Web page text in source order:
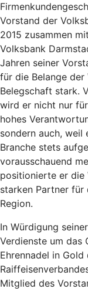
Vorstand der
2015 zusammen
Volksbank
Jahren seiner
für die Belange
Belegschaft stark.
wird er nicht nur
hohes
sondern auch, weil
Branche stets
vorausschauend
positionierte er die
starken Partner für
Region.
In Würdigung
Verdienste um das
Ehrennadel in
Mitglied des